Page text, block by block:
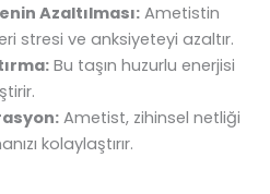
Azaltılması:Ametistin
stresi ve anksiyeteyi azaltır.
Bu taşın huzurlu enerjisi
Ametist, zihinsel netliği
kolaylaştırır.